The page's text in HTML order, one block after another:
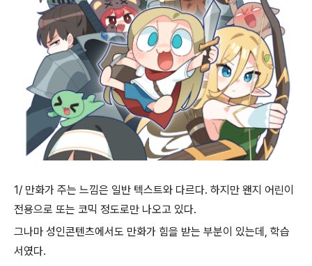
1/ 만화가 주는 느낌은 일반 텍스트와 다르다. 하지만 왠지 어린이
전용으로 또는 코믹 정도로만 나오고 있다.
그나마 성인콘텐츠에서도 만화가 힘을 받는 부분이 있는데, 학습
서였다.